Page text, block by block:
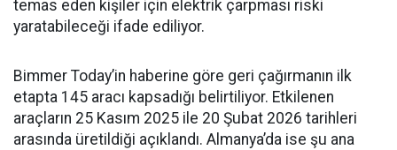
temas eden kişiler için elektrik çarpması riski
yaratabileceği ifade ediliyor.
Bimmer Today’in haberine göre geri çağırmanın ilk
etapta 145 aracı kapsadığı belirtiliyor. Etkilenen
araçların 25 Kasım 2025 ile 20 Şubat 2026 tarihleri
arasında üretildiği açıklandı. Almanya’da ise şu ana